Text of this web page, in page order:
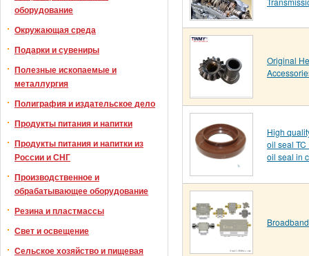
оборудование
Окружающая среда
Подарки и сувениры
Полезные ископаемые и
металлургия
Полиграфия и издательское дело
Продукты питания и напитки
Продукты питания и напитки из
России и СНГ
Производственное и
обрабатывающее оборудование
Резина и пластмассы
Свет и освещение
Сельское хозяйство и пищевая
Original
High
oil seal
oil seal in